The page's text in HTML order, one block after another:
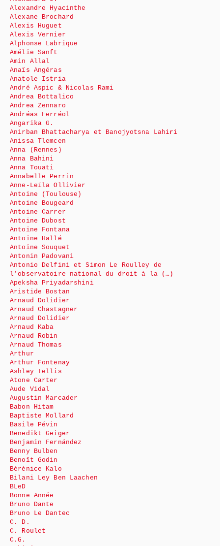
Alexandre Hyacinthe
Alexane Brochard
Alexis Huguet
Alexis Vernier
Alphonse Labrique
Amélie Sanft
Amin Allal
Anaïs Angéras
Anatole Istria
André Aspic & Nicolas Rami
Andrea Bottalico
Andrea Zennaro
Andréas Ferréol
Angarika G.
Anirban Bhattacharya et Banojyotsna Lahiri
Anissa Tlemcen
Anna (Rennes)
Anna Bahini
Anna Touati
Annabelle Perrin
Anne-Leïla Ollivier
Antoine (Toulouse)
Antoine Bougeard
Antoine Carrer
Antoine Dubost
Antoine Fontana
Antoine Hallé
Antoine Souquet
Antonin Padovani
Antonio Delfini et Simon Le Roulley de
l’observatoire national du droit à la (…)
Apeksha Priyadarshini
Aristide Bostan
Arnaud Dolidier
Arnaud Chastagner
Arnaud Dolidier
Arnaud Kaba
Arnaud Robin
Arnaud Thomas
Arthur
Arthur Fontenay
Ashley Tellis
Atone Carter
Aude Vidal
Augustin Marcader
Babon Hitam
Baptiste Mollard
Basile Pévin
Benedikt Geiger
Benjamin Fernández
Benny Bulben
Benoît Godin
Bérénice Kalo
Bilani Ley Ben Laachen
BLeD
Bonne Année
Bruno Dante
Bruno Le Dantec
C. D.
C. Roulet
C.G.